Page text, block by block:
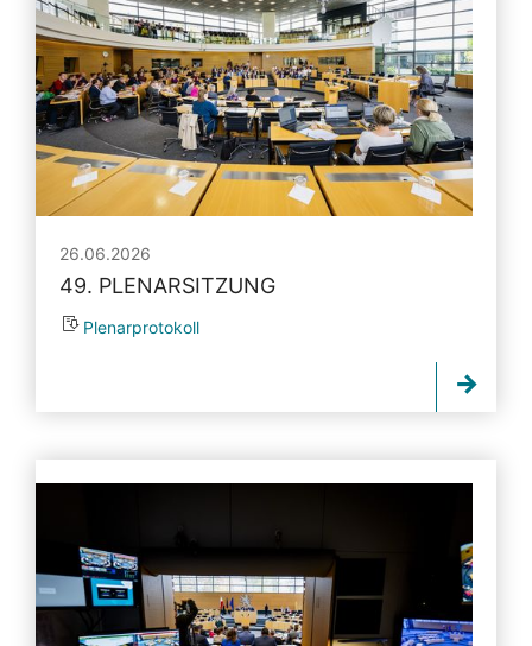
26.06.2026
49. PLENARSITZUNG
Plenarprotokoll